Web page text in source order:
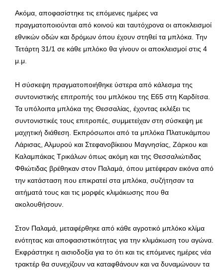
Ακόμα, αποφασίστηκε τις επόμενες ημέρες να
πραγματοποιούνται από κοινού και ταυτόχρονα οι αποκλεισμοί
εθνικών οδών και δρόμων όπου έχουν στηθεί τα μπλόκα. Την
Τετάρτη 31/1 σε κάθε μπλόκο θα γίνουν οι αποκλεισμοί στις 4
μ.μ.
Η σύσκεψη πραγματοποιήθηκε ύστερα από κάλεσμα της
συντονιστικής επιτροπής του μπλόκου της E65 στη Καρδίτσα.
Τα υπόλοιπα μπλόκα της Θεσσαλίας, έχοντας εκλέξει τις
συντονιστικές τους επιτροπές, συμμετείχαν στη σύσκεψη με
μαχητική διάθεση. Εκπρόσωποι από τα μπλόκα Πλατυκάμπου
Λάρισας, Αλμυρού και Στεφανοβίκειου Μαγνησίας, Ζάρκου και
Καλαμπάκας Τρικάλων όπως ακόμη και της Θεσσαλιώτιδας
Φθιώτιδας βρέθηκαν στον Παλαμά, όπου μετέφεραν εικόνα από
την κατάσταση που επικρατεί στα μπλόκα, συζήτησαν τα
αιτήματά τους και τις μορφές κλιμάκωσης που θα
ακολουθήσουν.
Στον Παλαμά, μεταφέρθηκε από κάθε αγροτικό μπλόκο κλίμα
ενότητας και αποφασιστικότητας για την κλιμάκωση του αγώνα.
Εκφράστηκε η αισιοδοξία για το ότι και τις επόμενες ημέρες νέα
τρακτέρ θα συνεχίζουν να καταφθάνουν και να δυναμώνουν τα